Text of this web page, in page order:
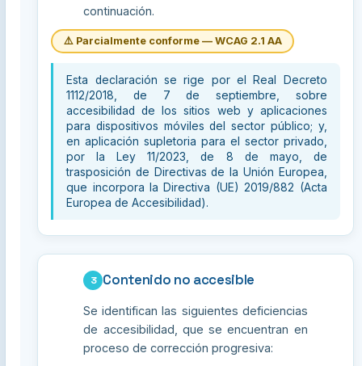
continuación.
⚠️ Parcialmente conforme — WCAG 2.1 AA
Esta declaración se rige por el Real Decreto
1112/2018, de 7 de septiembre, sobre
accesibilidad de los sitios web y aplicaciones
para dispositivos móviles del sector público; y,
en aplicación supletoria para el sector privado,
por la Ley 11/2023, de 8 de mayo, de
trasposición de Directivas de la Unión Europea,
que incorpora la Directiva (UE) 2019/882 (Acta
Europea de Accesibilidad).
3 Contenido no accesible
Se identifican las siguientes deficiencias
de accesibilidad, que se encuentran en
proceso de corrección progresiva: